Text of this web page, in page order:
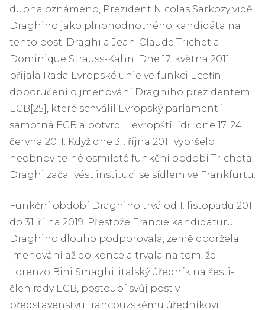
dubna oznámeno, Prezident Nicolas Sarkozy viděl
Draghiho jako plnohodnotného kandidáta na
tento post. Draghi a Jean-Claude Trichet a
Dominique Strauss-Kahn. Dne 17. května 2011
přijala Rada Evropské unie ve funkci Ecofin
doporučení o jmenování Draghiho prezidentem
ECB[25], které schválil Evropský parlament i
samotná ECB a potvrdili evropští lídři dne 17. 24.
června 2011. Když dne 31. října 2011 vypršelo
neobnovitelné osmileté funkční období Tricheta,
Draghi začal vést instituci se sídlem ve Frankfurtu.
Funkční období Draghiho trvá od 1. listopadu 2011
do 31. října 2019. Přestože Francie kandidaturu
Draghiho dlouho podporovala, země dodržela
jmenování až do konce a trvala na tom, že
Lorenzo Bini Smaghi, italský úředník na šesti-
člen rady ECB, postoupí svůj post v
představenstvu francouzskému úředníkovi.